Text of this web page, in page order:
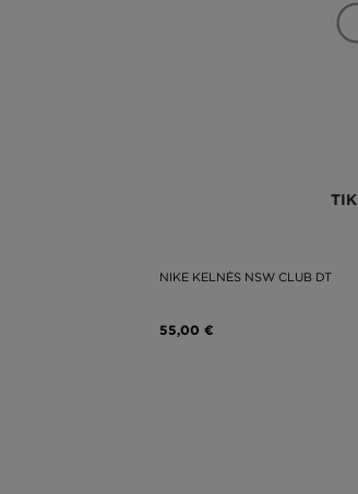
TIK
NIKE KELNĖS NSW CLUB DT
55,00 €